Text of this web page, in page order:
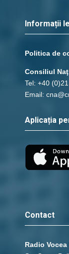
Informații
Politica de
Consiliul
Tel: +40
Email:
Aplicația
Contact
Radio